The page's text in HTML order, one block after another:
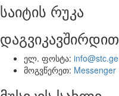
საიტის რუკა
დაგვიკავშირდით
ელ. ფოსტა: info@stc.ge
მოგვწერეთ: Messenger